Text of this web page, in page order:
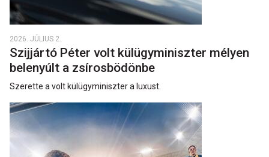
2026. JÚLIUS 2.
Szijjártó Péter volt külügyminiszter mélyen
belenyúlt a zsírosbödönbe
Szerette a volt külügyminiszter a luxust.